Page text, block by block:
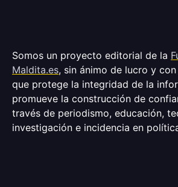
Somos un proyecto editorial de la
Maldita.es, sin ánimo de lucro y con
que protege la integridad de la
promueve la construcción de
través de periodismo, educación,
investigación e incidencia en